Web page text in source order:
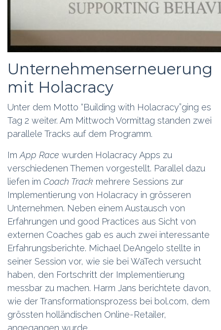
Unternehmenserneuerung
mit Holacracy
Unter dem Motto “Building with Holacracy”ging es
Tag 2 weiter. Am Mittwoch Vormittag standen zwei
parallele Tracks auf dem Programm.
Im App Race wurden Holacracy Apps zu
verschiedenen Themen vorgestellt. Parallel dazu
liefen im Coach Track mehrere Sessions zur
Implementierung von Holacracy in grösseren
Unternehmen. Neben einem Austausch von
Erfahrungen und good Practices aus Sicht von
externen Coaches gab es auch zwei interessante
Erfahrungsberichte. Michael DeAngelo stellte in
seiner Session vor, wie sie bei WaTech versucht
haben, den Fortschritt der Implementierung
messbar zu machen. Harm Jans berichtete davon,
wie der Transformationsprozess bei bol.com, dem
grössten holländischen Online-Retailer,
angegangen wurde.